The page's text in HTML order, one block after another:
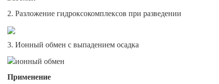
2. Разложение гидроксокомплексов при разведении
3. Ионный обмен с выпадением осадка
Применение